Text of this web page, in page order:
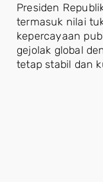
Presiden
termasuk nilai
kepercayaan
gejolak global
tetap stabil dan